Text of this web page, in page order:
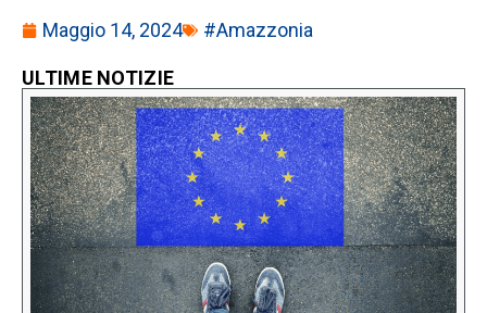
Maggio 14, 2024 #Amazzonia
ULTIME NOTIZIE